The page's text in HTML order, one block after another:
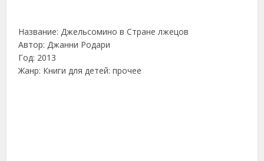
Название: Джельсомино в Стране лжецов
Автор: Джанни Родари
Год: 2013
Жанр: Книги для детей: прочее